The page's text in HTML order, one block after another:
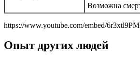
Возможна
https://www.youtube.com/embed/
Опыт других людей